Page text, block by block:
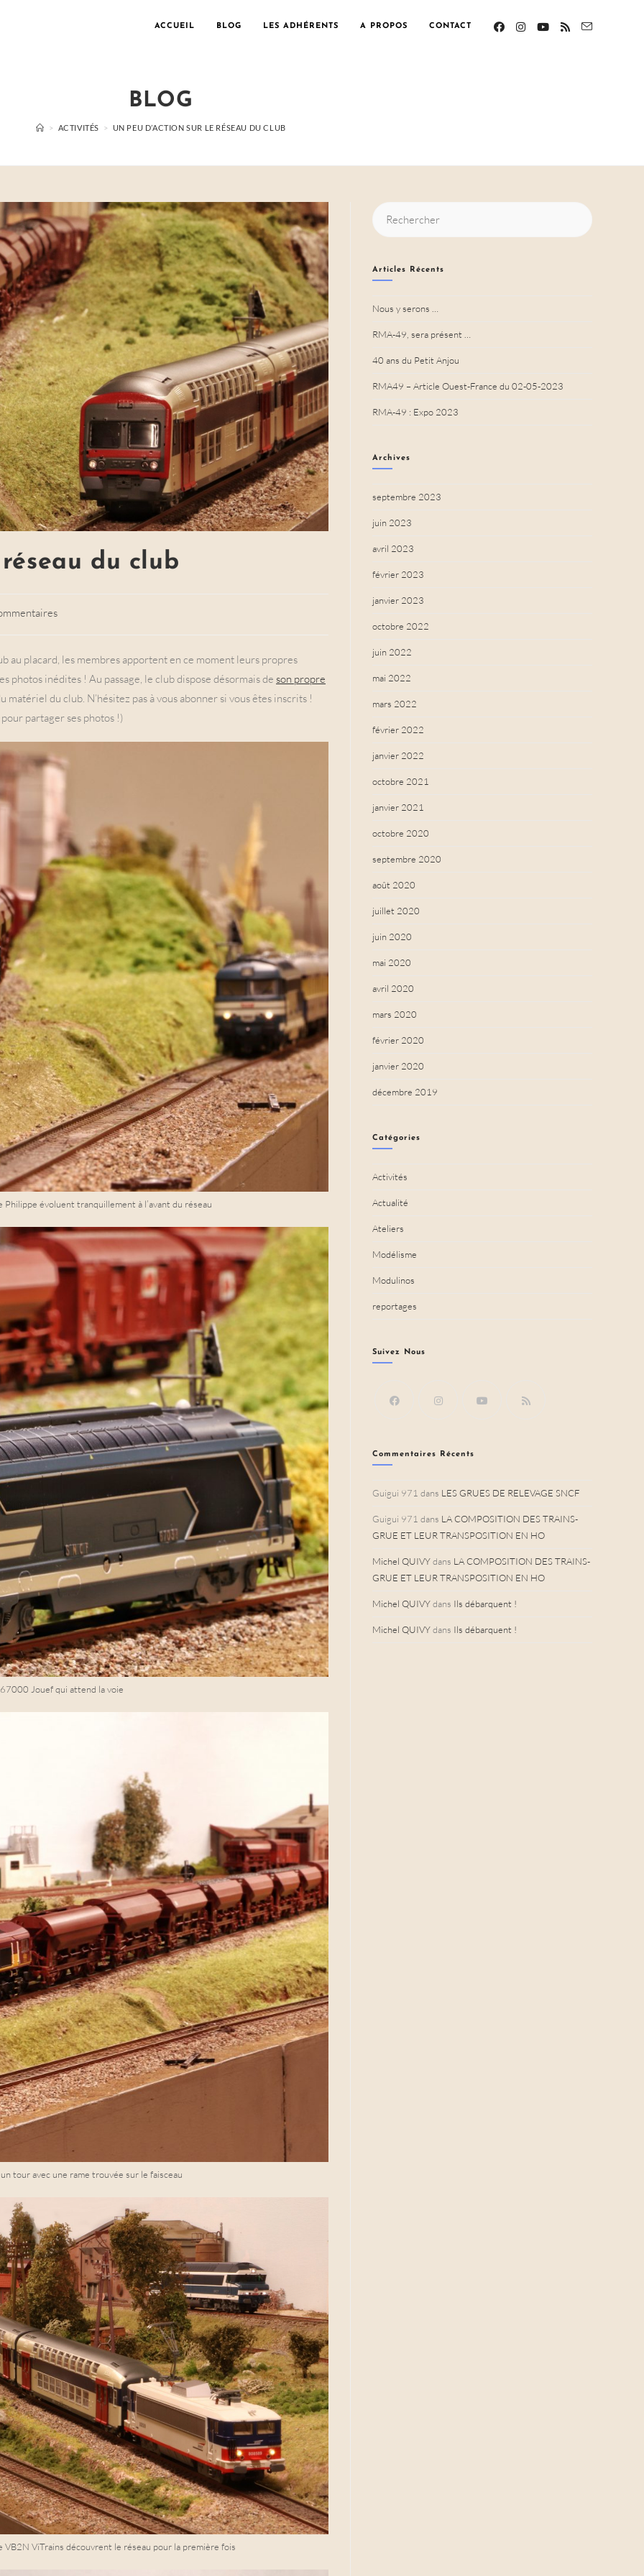
ACCUEIL BLOG LES ADHÉRENTS A PROPOS CONTACT
BLOG
> ACTIVITÉS > UN PEU D’ACTION SUR LE RÉSEAU DU CLUB
du club
au placard, les membres apportent en ce moment leurs propres
photos inédites ! Au passage, le club dispose désormais de son propre
matériel du club. N’hésitez pas à vous abonner si vous êtes inscrits !
pour partager ses photos !)
évoluent tranquillement à l’avant du réseau
Jouef qui attend la voie
tour avec une rame trouvée sur le faisceau
ViTrains découvrent le réseau pour la première fois
Rechercher
sur
site
Articles Récents
Nous y serons …
RMA-49, sera présent …
40 ans du Petit Anjou
RMA49 – Article Ouest-France du 02-05-2023
RMA-49 : Expo 2023
Archives
septembre 2023
juin 2023
avril 2023
février 2023
janvier 2023
octobre 2022
juin 2022
mai 2022
mars 2022
février 2022
janvier 2022
octobre 2021
janvier 2021
octobre 2020
septembre 2020
août 2020
juillet 2020
juin 2020
mai 2020
avril 2020
mars 2020
février 2020
janvier 2020
décembre 2019
Catégories
Activités
Actualité
Ateliers
Modélisme
Modulinos
reportages
Suivez Nous
Commentaires Récents
Guigui 971 dans LES GRUES DE RELEVAGE SNCF
Guigui 971 dans LA COMPOSITION DES TRAINS-
GRUE ET LEUR TRANSPOSITION EN HO
Michel QUIVYdans LA COMPOSITION DES TRAINS-
GRUE ET LEUR TRANSPOSITION EN HO
Michel QUIVYdans Ils débarquent !
Michel QUIVYdans Ils débarquent !